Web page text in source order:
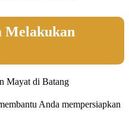
Melakukan
Anda mempersiapkan